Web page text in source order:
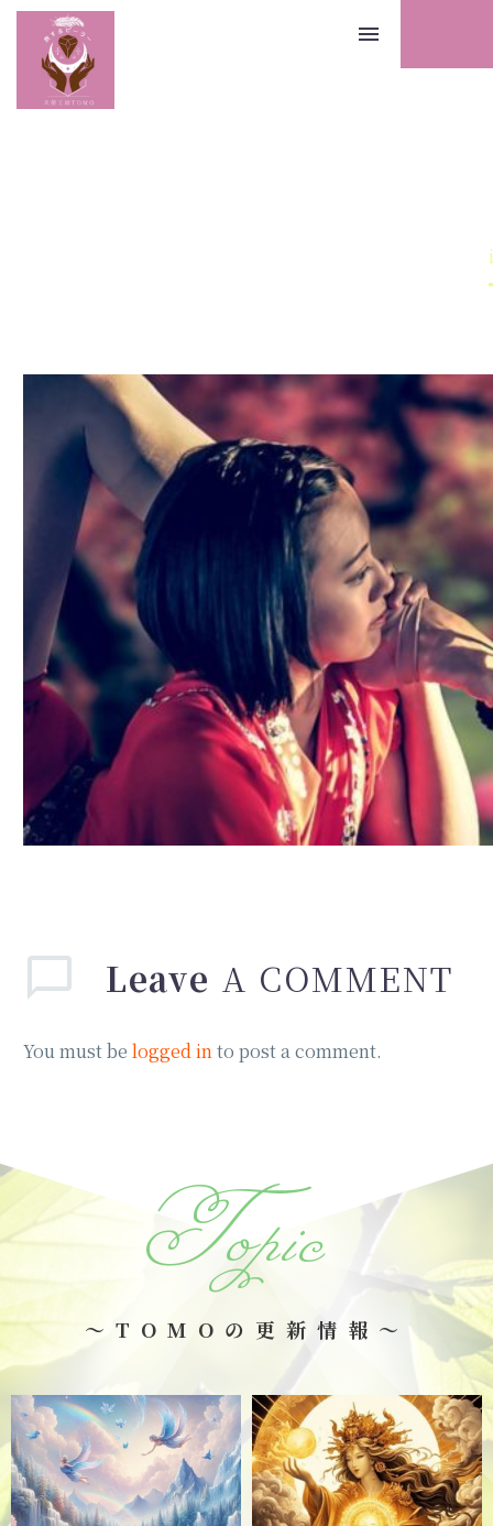
Leave A COMMENT
You must be logged into post a comment.
Topic
～TOMOの更新情報～